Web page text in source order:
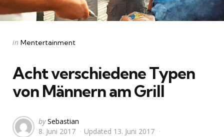
Categories
Posted
in Mentertainment
Acht verschiedene Typen
von Männern am Grill
Posted
by
by Sebastian
8. Juni 2017
Updated 13. Juni 2017